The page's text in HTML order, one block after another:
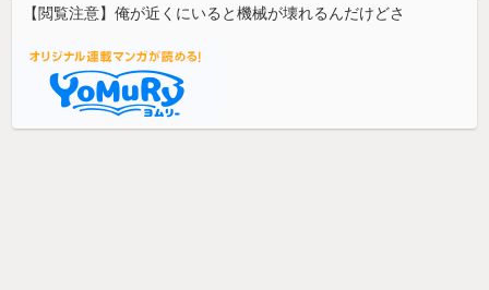
【閲覧注意】俺が近くにいると機械が壊れるんだけどさ